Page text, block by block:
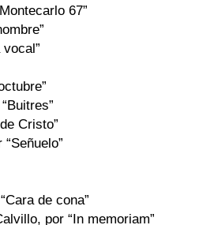
67”
Cristo”
de cona”
por “In memoriam”